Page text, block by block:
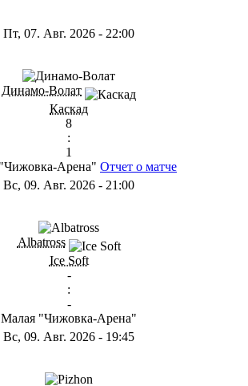
Пт, 07. Авг. 2026 - 22:00
Динамо-Волат
Каскад
8
:
1
Арена" Отчет о матче
Вс, 09. Авг. 2026 - 21:00
Albatross
Ice Soft
-
:
-
Малая "Чижовка-Арена"
Вс, 09. Авг. 2026 - 19:45